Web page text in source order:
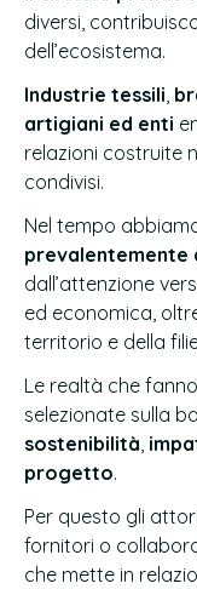
diversi,
dell’ecosistema.
Industrie tessili,
artigiani ed enti
relazioni costruite
condivisi.
Nel tempo
prevalentemente
dall’attenzione
ed economica,
territorio e della
Le realtà che
selezionate sulla
sostenibilità,
progetto.
Per questo gli
fornitori o
che mette in